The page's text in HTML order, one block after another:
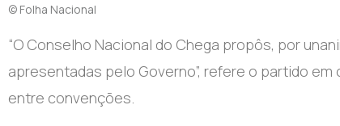
© Folha Nacional
“O Conselho Nacional do Chega propôs, por
apresentadas pelo Governo”, refere o partido
entre convenções.